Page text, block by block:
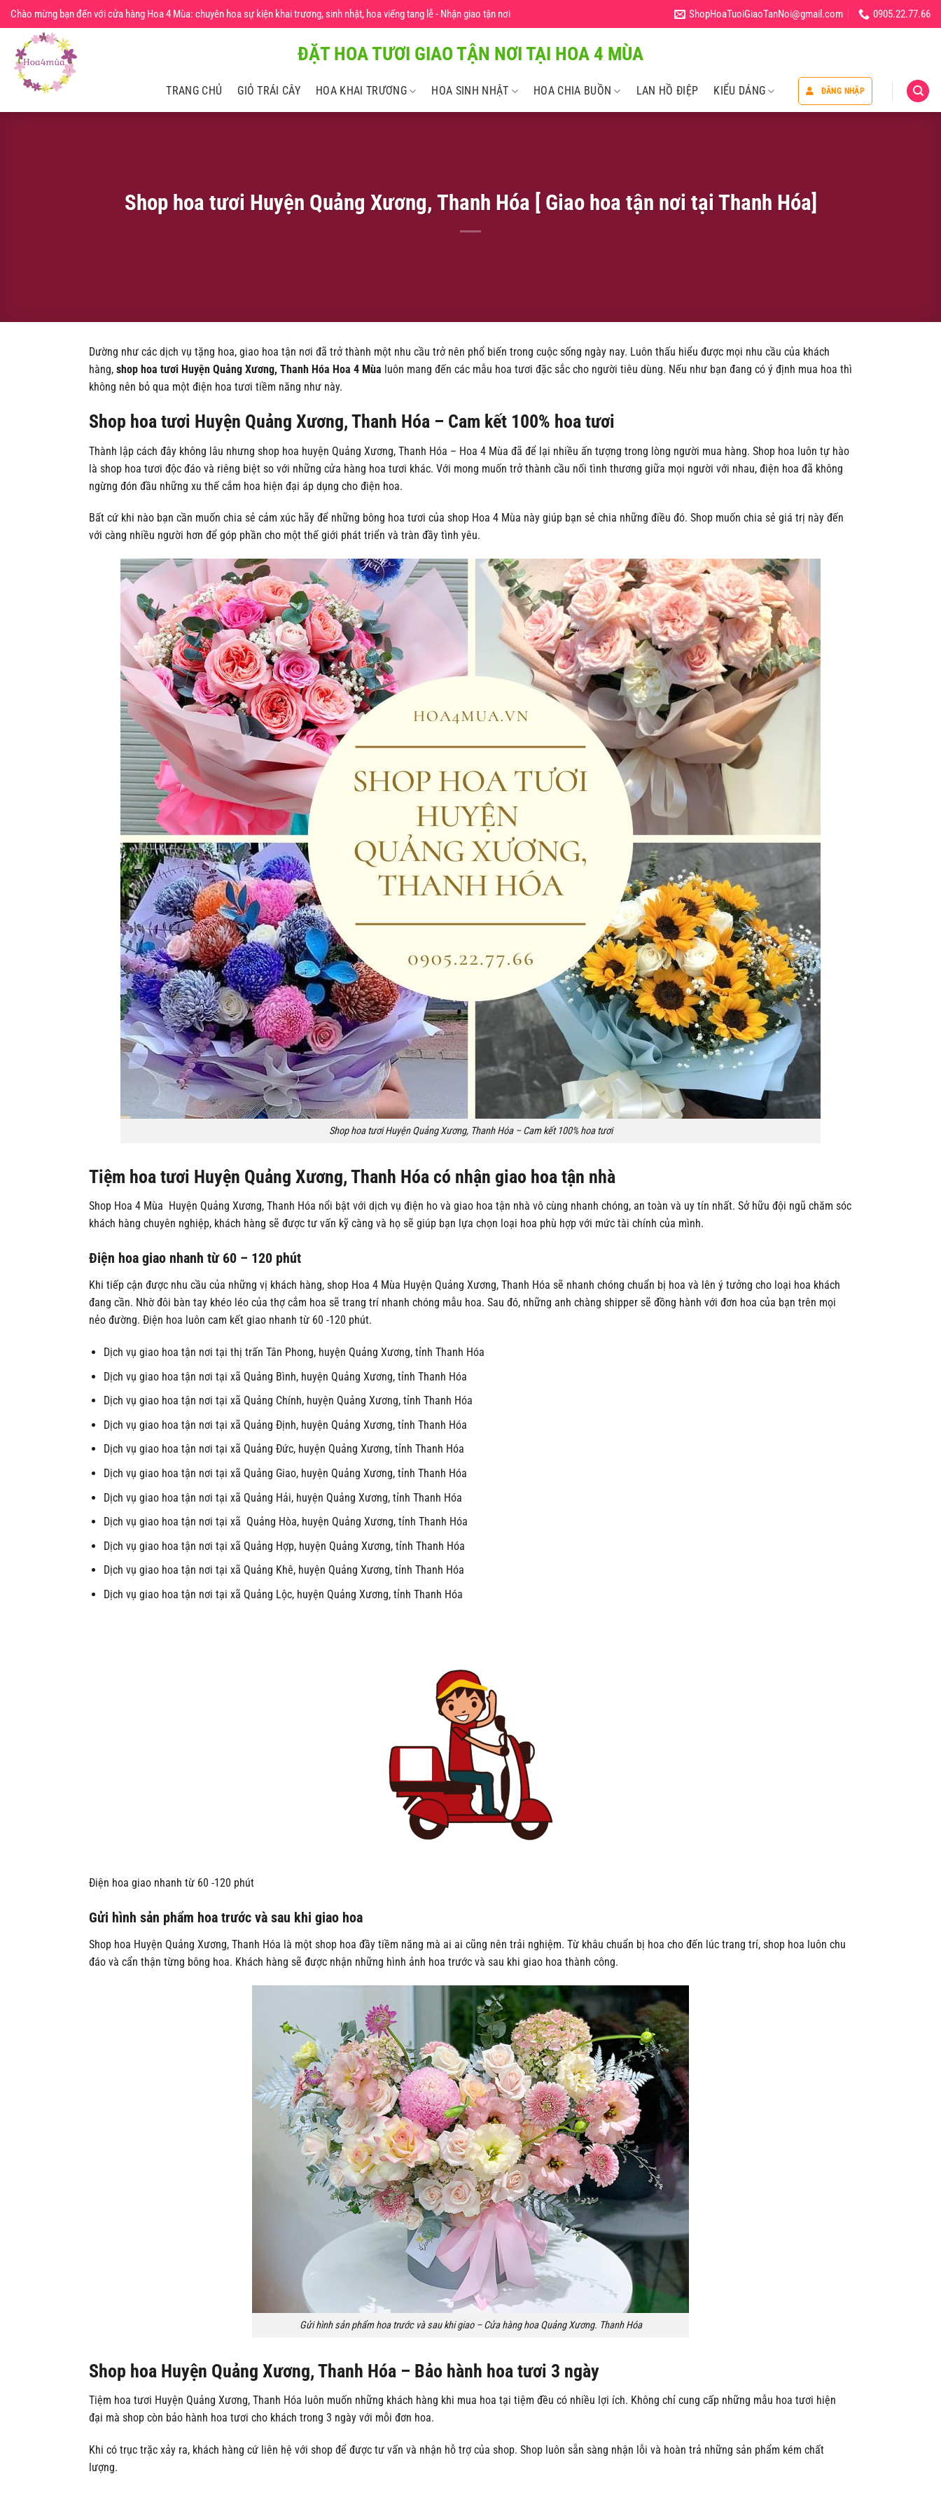
Chuyển
đến
dung
Chào mừng bạn đến với cửa hàng Hoa 4 Mùa: chuyên hoa sự kiện khai trương, sinh nhật, hoa viếng tang lễ - Nhận giao tận nơi ShopHoaTuoiGiaoTanNoi@gmail.com 0905.22.77.66
ĐẶT HOA TƯƠI GIAO TẬN NƠI TẠI HOA 4 MÙA
TRANG CHỦ GIỎ TRÁI CÂY HOA KHAI TRƯƠNG HOA SINH NHẬT HOA CHIA BUỒN LAN HỒ ĐIỆP KIỂU DÁNG ĐĂNG NHẬP
Shop hoa tươi Huyện Quảng Xương, Thanh Hóa [ Giao hoa tận nơi tại Thanh Hóa]
Dường như các dịch vụ tặng hoa, giao hoa tận nơi đã trở thành một nhu cầu trở nên phổ biến trong cuộc sống ngày nay. Luôn thấu hiểu được mọi nhu cầu của khách
hàng, shop hoa tươi Huyện Quảng Xương, Thanh Hóa Hoa 4 Mùa luôn mang đến các mẫu hoa tươi đặc sắc cho người tiêu dùng. Nếu như bạn đang có ý định mua hoa thì
không nên bỏ qua một điện hoa tươi tiềm năng như này.
Shop hoa tươi Huyện Quảng Xương, Thanh Hóa – Cam kết 100% hoa tươi
Thành lập cách đây không lâu nhưng shop hoa huyện Quảng Xương, Thanh Hóa – Hoa 4 Mùa đã để lại nhiều ấn tượng trong lòng người mua hàng. Shop hoa luôn tự hào
là shop hoa tươi độc đáo và riêng biệt so với những cửa hàng hoa tươi khác. Với mong muốn trở thành cầu nối tình thương giữa mọi người với nhau, điện hoa đã không
ngừng đón đầu những xu thế cắm hoa hiện đại áp dụng cho điện hoa.
Bất cứ khi nào bạn cần muốn chia sẻ cảm xúc hãy để những bông hoa tươi của shop Hoa 4 Mùa này giúp bạn sẻ chia những điều đó. Shop muốn chia sẻ giá trị này đến
với càng nhiều người hơn để góp phần cho một thế giới phát triển và tràn đầy tình yêu.
Shop hoa tươi Huyện Quảng Xương, Thanh Hóa – Cam kết 100% hoa tươi
Tiệm hoa tươi Huyện Quảng Xương, Thanh Hóa có nhận giao hoa tận nhà
Shop Hoa 4 Mùa Huyện Quảng Xương, Thanh Hóa nổi bật với dịch vụ điện ho và giao hoa tận nhà vô cùng nhanh chóng, an toàn và uy tín nhất. Sở hữu đội ngũ chăm sóc
khách hàng chuyên nghiệp, khách hàng sẽ được tư vấn kỹ càng và họ sẽ giúp bạn lựa chọn loại hoa phù hợp với mức tài chính của mình.
Điện hoa giao nhanh từ 60 – 120 phút
Khi tiếp cận được nhu cầu của những vị khách hàng, shop Hoa 4 Mùa Huyện Quảng Xương, Thanh Hóa sẽ nhanh chóng chuẩn bị hoa và lên ý tưởng cho loại hoa khách
đang cần. Nhờ đôi bàn tay khéo léo của thợ cắm hoa sẽ trang trí nhanh chóng mẫu hoa. Sau đó, những anh chàng shipper sẽ đồng hành với đơn hoa của bạn trên mọi
nẻo đường. Điện hoa luôn cam kết giao nhanh từ 60 -120 phút.
Dịch vụ giao hoa tận nơi tại thị trấn Tân Phong, huyện Quảng Xương, tỉnh Thanh Hóa
Dịch vụ giao hoa tận nơi tại xã Quảng Bình, huyện Quảng Xương, tỉnh Thanh Hóa
Dịch vụ giao hoa tận nơi tại xã Quảng Chính, huyện Quảng Xương, tỉnh Thanh Hóa
Dịch vụ giao hoa tận nơi tại xã Quảng Định, huyện Quảng Xương, tỉnh Thanh Hóa
Dịch vụ giao hoa tận nơi tại xã Quảng Đức, huyện Quảng Xương, tỉnh Thanh Hóa
Dịch vụ giao hoa tận nơi tại xã Quảng Giao, huyện Quảng Xương, tỉnh Thanh Hóa
Dịch vụ giao hoa tận nơi tại xã Quảng Hải, huyện Quảng Xương, tỉnh Thanh Hóa
Dịch vụ giao hoa tận nơi tại xã Quảng Hòa, huyện Quảng Xương, tỉnh Thanh Hóa
Dịch vụ giao hoa tận nơi tại xã Quảng Hợp, huyện Quảng Xương, tỉnh Thanh Hóa
Dịch vụ giao hoa tận nơi tại xã Quảng Khê, huyện Quảng Xương, tỉnh Thanh Hóa
Dịch vụ giao hoa tận nơi tại xã Quảng Lộc, huyện Quảng Xương, tỉnh Thanh Hóa
Điện hoa giao nhanh từ 60 -120 phút
Gửi hình sản phẩm hoa trước và sau khi giao hoa
Shop hoa Huyện Quảng Xương, Thanh Hóa là một shop hoa đầy tiềm năng mà ai ai cũng nên trải nghiệm. Từ khâu chuẩn bị hoa cho đến lúc trang trí, shop hoa luôn chu
đáo và cẩn thận từng bông hoa. Khách hàng sẽ được nhận những hình ảnh hoa trước và sau khi giao hoa thành công.
Gửi hình sản phẩm hoa trước và sau khi giao – Cửa hàng hoa Quảng Xương. Thanh Hóa
Shop hoa Huyện Quảng Xương, Thanh Hóa – Bảo hành hoa tươi 3 ngày
Tiệm hoa tươi Huyện Quảng Xương, Thanh Hóa luôn muốn những khách hàng khi mua hoa tại tiệm đều có nhiều lợi ích. Không chỉ cung cấp những mẫu hoa tươi hiện
đại mà shop còn bảo hành hoa tươi cho khách trong 3 ngày với mỗi đơn hoa.
Khi có trục trặc xảy ra, khách hàng cứ liên hệ với shop để được tư vấn và nhận hỗ trợ của shop. Shop luôn sẵn sàng nhận lỗi và hoàn trả những sản phẩm kém chất
lượng.